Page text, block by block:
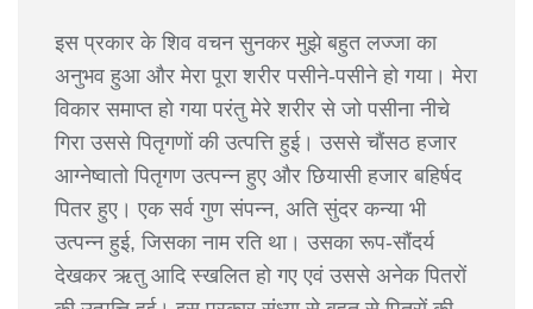
इस प्रकार के शिव वचन सुनकर मुझे बहुत लज्जा का
अनुभव हुआ और मेरा पूरा शरीर पसीने-पसीने हो गया। मेरा
विकार समाप्त हो गया परंतु मेरे शरीर से जो पसीना नीचे
गिरा उससे पितृगणों की उत्पत्ति हुई। उससे चौंसठ हजार
आग्नेष्वातो पितृगण उत्पन्न हुए और छियासी हजार बहिर्षद
पितर हुए। एक सर्व गुण संपन्न, अति सुंदर कन्या भी
उत्पन्न हुई, जिसका नाम रति था। उसका रूप-सौंदर्य
देखकर ऋतु आदि स्खलित हो गए एवं उससे अनेक पितरों